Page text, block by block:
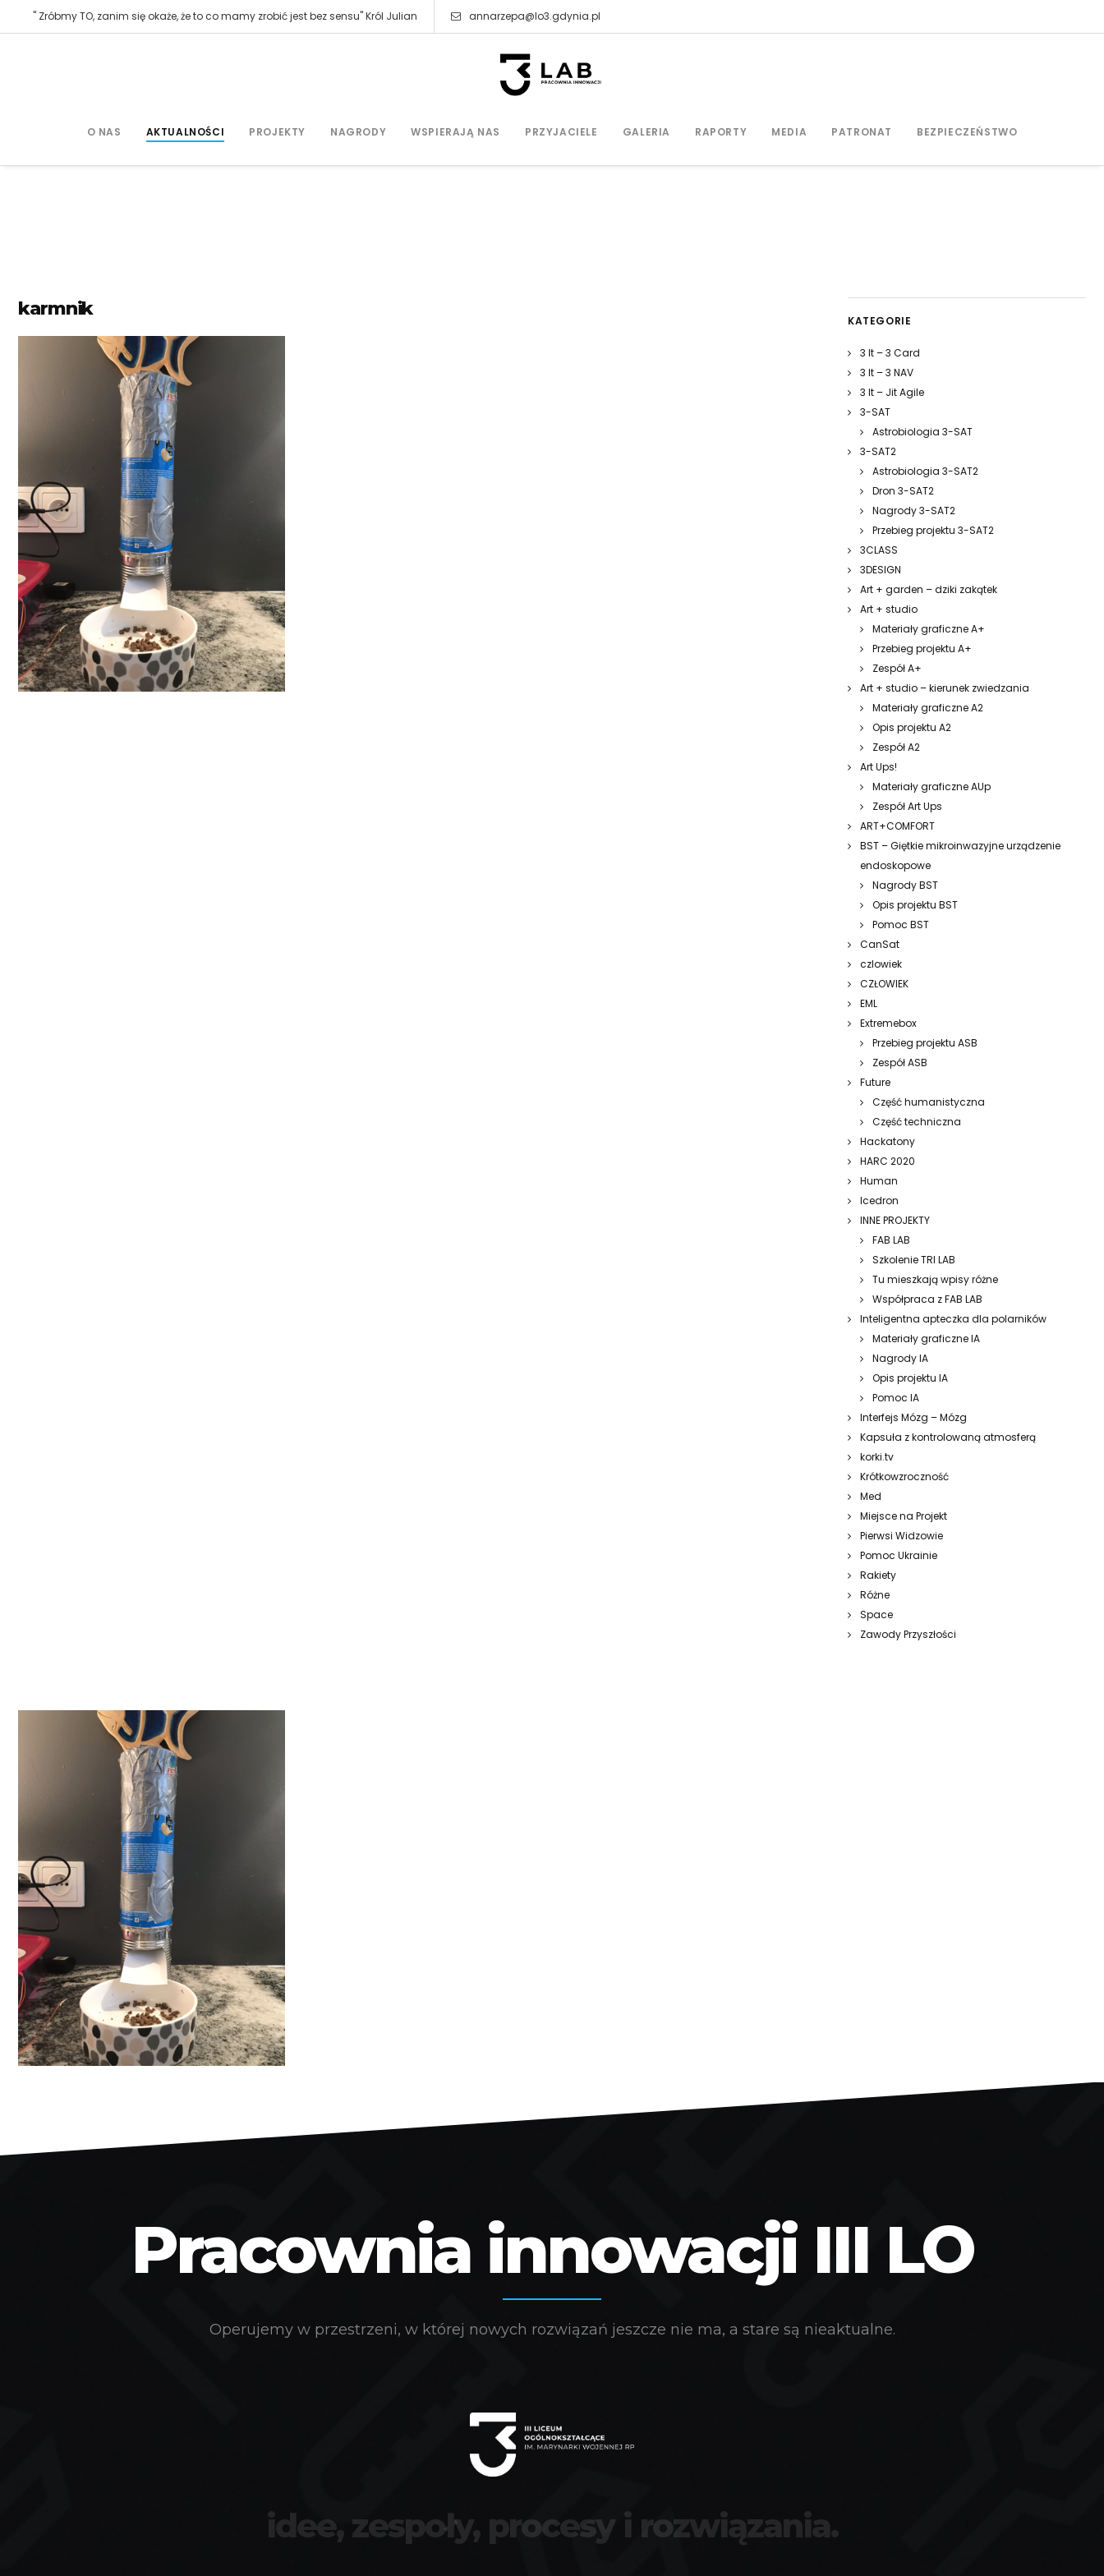
" Zróbmy TO, zanim się okaże, że to co mamy zrobić jest bez sensu" Król Julian annarzepa@lo3.gdynia.pl
O NAS AKTUALNOŚCI PROJEKTY NAGRODY WSPIERAJĄ NAS PRZYJACIELE GALERIA RAPORTY MEDIA PATRONAT BEZPIECZEŃSTWO
karmnik
KATEGORIE
3 It – 3 Card
3 It – 3 NAV
3 It – Jit Agile
3-SAT
Astrobiologia 3-SAT
3-SAT2
Astrobiologia 3-SAT2
Dron 3-SAT2
Nagrody 3-SAT2
Przebieg projektu 3-SAT2
3CLASS
3DESIGN
Art + garden – dziki zakątek
Art + studio
Materiały graficzne A+
Przebieg projektu A+
Zespół A+
Art + studio – kierunek zwiedzania
Materiały graficzne A2
Opis projektu A2
Zespół A2
Art Ups!
Materiały graficzne AUp
Zespół Art Ups
ART+COMFORT
BST – Giętkie mikroinwazyjne urządzenie
endoskopowe
Nagrody BST
Opis projektu BST
Pomoc BST
CanSat
czlowiek
CZŁOWIEK
EML
Extremebox
Przebieg projektu ASB
Zespół ASB
Future
Część humanistyczna
Część techniczna
Hackatony
HARC 2020
Human
Icedron
INNE PROJEKTY
FAB LAB
Szkolenie TRI LAB
Tu mieszkają wpisy różne
Współpraca z FAB LAB
Inteligentna apteczka dla polarników
Materiały graficzne IA
Nagrody IA
Opis projektu IA
Pomoc IA
Interfejs Mózg – Mózg
Kapsuła z kontrolowaną atmosferą
korki.tv
Krótkowzroczność
Med
Miejsce na Projekt
Pierwsi Widzowie
Pomoc Ukrainie
Rakiety
Różne
Space
Zawody Przyszłości
Pracownia innowacji III LO
Operujemy w przestrzeni, w której nowych rozwiązań jeszcze nie ma, a stare są nieaktualne.
idee, zespoły, procesy i rozwiązania.